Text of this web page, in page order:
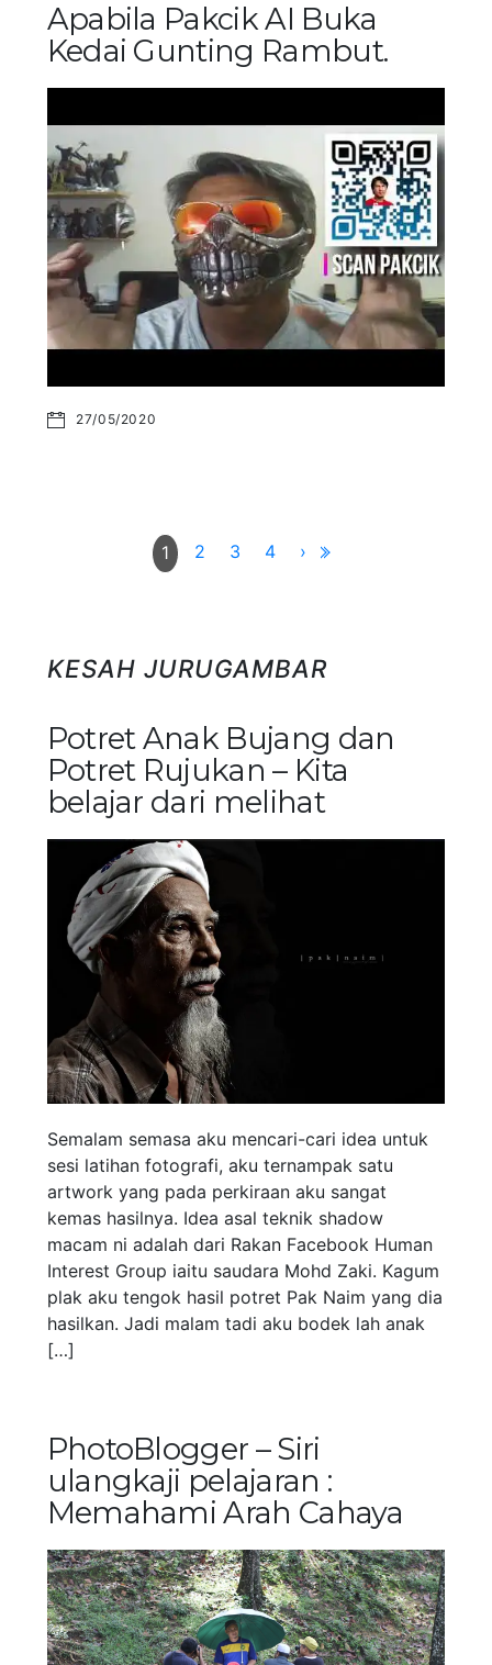
Apabila Pakcik AI Buka
Kedai Gunting Rambut.
27/05/2020
1 2 3 4 ›
KESAH JURUGAMBAR
Potret Anak Bujang dan
Potret Rujukan – Kita
belajar dari melihat
Semalam semasa aku mencari-cari idea untuk
sesi latihan fotografi, aku ternampak satu
artwork yang pada perkiraan aku sangat
kemas hasilnya. Idea asal teknik shadow
macam ni adalah dari Rakan Facebook Human
Interest Group iaitu saudara Mohd Zaki. Kagum
plak aku tengok hasil potret Pak Naim yang dia
hasilkan. Jadi malam tadi aku bodek lah anak
[…]
PhotoBlogger – Siri
ulangkaji pelajaran :
Memahami Arah Cahaya